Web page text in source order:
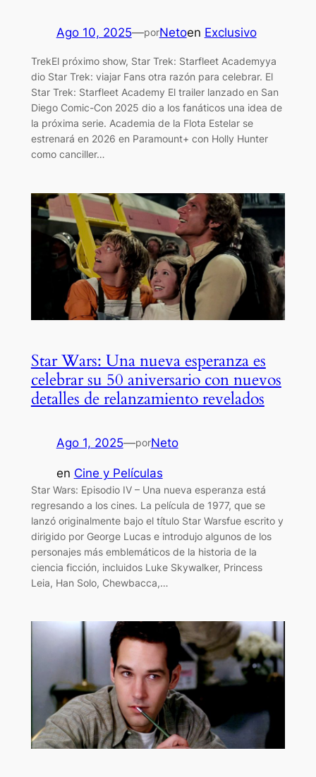
Ago 10, 2025—porNetoen Exclusivo
TrekEl próximo show, Star Trek: Starfleet Academyya
dio Star Trek: viajar Fans otra razón para celebrar. El
Star Trek: Starfleet Academy El trailer lanzado en San
Diego Comic-Con 2025 dio a los fanáticos una idea de
la próxima serie. Academia de la Flota Estelar se
estrenará en 2026 en Paramount+ con Holly Hunter
como canciller…
Star Wars: Una nueva esperanza es
celebrar su 50 aniversario con nuevos
detalles de relanzamiento revelados
Ago 1, 2025—porNeto
en Cine y Películas
Star Wars: Episodio IV – Una nueva esperanza está
regresando a los cines. La película de 1977, que se
lanzó originalmente bajo el título Star Warsfue escrito y
dirigido por George Lucas e introdujo algunos de los
personajes más emblemáticos de la historia de la
ciencia ficción, incluidos Luke Skywalker, Princess
Leia, Han Solo, Chewbacca,…